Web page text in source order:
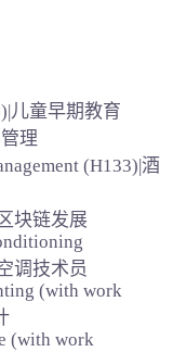
儿童早期教育
理
(H133)|酒
块链发展
调技术员
(with work
(with work